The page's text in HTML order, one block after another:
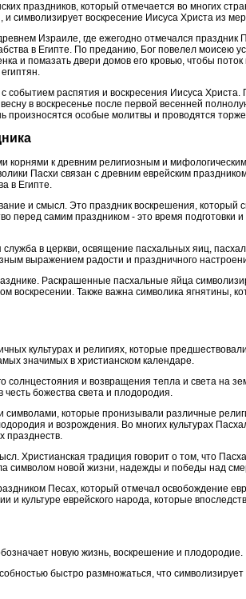
праздников, который отмечается во многих
символизирует воскресение Иисуса Христа из
Израиле, где ежегодно отмечался праздник
в Египте. По преданию, Бог повелел моисею
и помазать двери домов его кровью, чтобы
событием распятия и воскресения Иисуса
в воскресенье после первой весенней
особые молитвы и проводятся
корнями к древним религиозным и
Пасхи связан с древним еврейским
в Египте.
и смысл. Это праздник воскрешения, который
перед самим праздником - это время подготовки
в церкви, освящение пасхальных яиц,
выражением радости и праздничного
Раскрашенные пасхальные яйца
воскресении. Также важна символика ягнятины,
культурах и религиях, которые
значимых в христианском календаре.
солнцестояния и возвращения тепла и света на
божества света и плодородия.
которые пронизывали различные
и возрождения. Во многих культурах
празднеств.
Христианская традиция говорит о том, что
символом новой жизни, надежды и победы над
Песах, который отмечал освобождение
и культуре еврейского народа, которые
новую жизнь, воскрешение и плодородие.
быстро размножаться, что